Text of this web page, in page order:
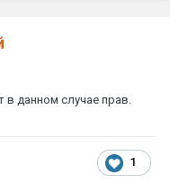
данном случае прав.
1